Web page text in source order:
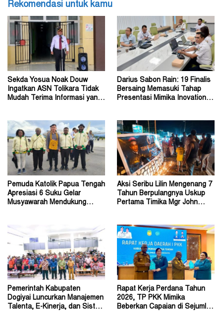
Rekomendasi untuk kamu
Sekda Yosua Noak Douw
Ingatkan ASN Tolikara Tidak
Mudah Terima Informasi yang
Darius Sabon Rain: 19 Finalis
Bersaing Memasuki Tahap
Presentasi Mimika Inovation
Pemuda Katolik Papua Tengah
Apresiasi 6 Suku Gelar
Musyawarah Mendukung
Aksi Seribu Lilin Mengenang 7
Tahun Berpulangnya Uskup
Pertama Timika Mgr John
Pemerintah Kabupaten
Dogiyai Luncurkan Manajemen
Talenta, E-Kinerja, dan Sistem
Rapat Kerja Perdana Tahun
2026, TP PKK Mimika
Beberkan Capaian di Sejumlah